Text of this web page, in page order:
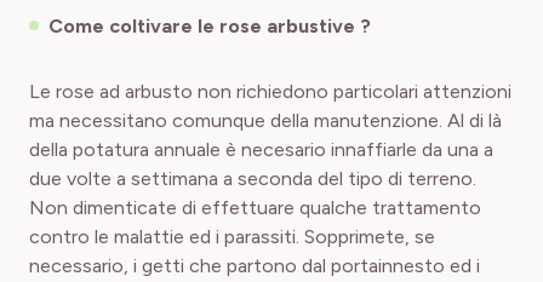
Come coltivare le rose arbustive ?
Le rose ad arbusto non richiedono particolari attenzioni
ma necessitano comunque della manutenzione. Al di là
della potatura annuale è necesario innaffiarle da una a
due volte a settimana a seconda del tipo di terreno.
Non dimenticate di effettuare qualche trattamento
contro le malattie ed i parassiti. Sopprimete, se
necessario, i getti che partono dal portainnesto ed i